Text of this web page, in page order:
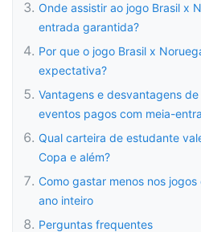
Onde assistir ao jogo Brasil x
entrada garantida?
Por que o jogo Brasil x
expectativa?
Vantagens e desvantagens
eventos pagos com meia-
Qual carteira de estudante
Copa e além?
Como gastar menos nos
ano inteiro
Perguntas frequentes